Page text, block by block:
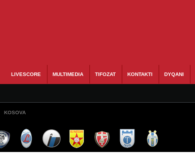
LIVESCORE MULTIMEDIA TIFOZAT KONTAKTI DYQANI
KOSOVA